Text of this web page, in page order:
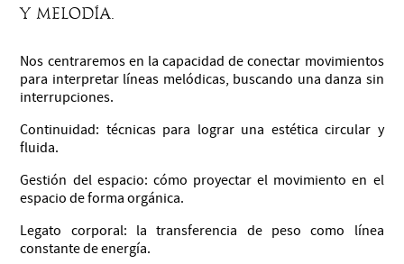
y melodía.
Nos centraremos en la capacidad de conectar movimientos
para interpretar líneas melódicas, buscando una danza sin
interrupciones.
Continuidad: técnicas para lograr una estética circular y
fluida.
Gestión del espacio: cómo proyectar el movimiento en el
espacio de forma orgánica.
Legato corporal: la transferencia de peso como línea
constante de energía.